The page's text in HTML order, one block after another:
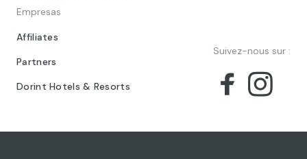
Empresas
Affiliates
Partners
Dorint Hotels & Resorts
Suivez-nous sur :